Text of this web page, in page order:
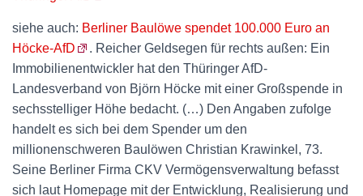
siehe auch: Berliner Baulöwe spendet 100.000 Euro an
Höcke-AfD
. Reicher Geldsegen für rechts außen: Ein
Immobilienentwickler hat den Thüringer AfD-
Landesverband von Björn Höcke mit einer Großspende in
sechsstelliger Höhe bedacht. (…) Den Angaben zufolge
handelt es sich bei dem Spender um den
millionenschweren Baulöwen Christian Krawinkel, 73.
Seine Berliner Firma CKV Vermögensverwaltung befasst
sich laut Homepage mit der Entwicklung, Realisierung und